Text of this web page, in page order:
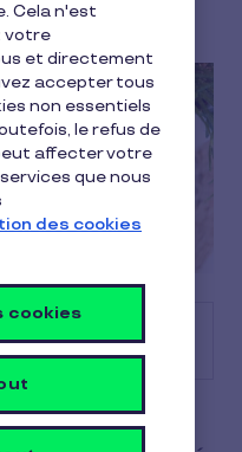
2020
Pluxee
Cela n'est
votre
et directement
accepter tous
non essentiels
le refus de
affecter votre
que nous
des cookies
cookies